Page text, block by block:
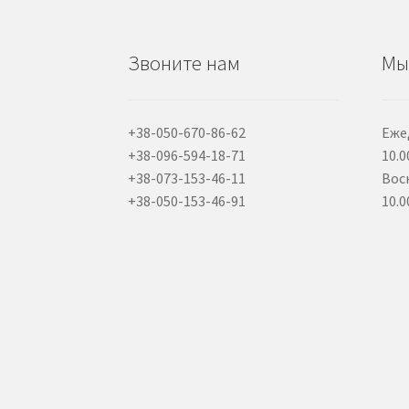
Звоните нам
+38-050-670-86-62
+38-096-594-18-71
+38-073-153-46-11
+38-050-153-46-91